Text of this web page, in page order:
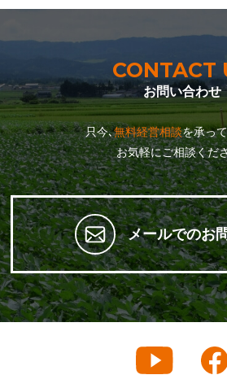
CONTACT
お問い合わせ
只今､無料経営相談を承っ
お気軽にご相談くだ
メールでのお